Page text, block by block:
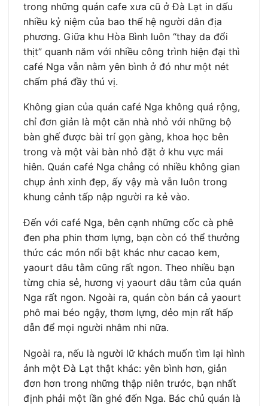
trong những quán cafe xưa cũ ở Đà Lạt in dấu
nhiều kỷ niệm của bao thế hệ người dân địa
phương. Giữa khu Hòa Bình luôn “thay da đổi
thịt” quanh năm với nhiều công trình hiện đại thì
café Nga vẫn nằm yên bình ở đó như một nét
chấm phá đầy thú vị.
Không gian của quán café Nga không quá rộng,
chỉ đơn giản là một căn nhà nhỏ với những bộ
bàn ghế được bài trí gọn gàng, khoa học bên
trong và một vài bàn nhỏ đặt ở khu vực mái
hiên. Quán café Nga chẳng có nhiều không gian
chụp ảnh xinh đẹp, ấy vậy mà vẫn luôn trong
khung cảnh tấp nập người ra kẻ vào.
Đến với café Nga, bên cạnh những cốc cà phê
đen pha phin thơm lựng, bạn còn có thể thưởng
thức các món nổi bật khác như cacao kem,
yaourt dâu tằm cũng rất ngon. Theo nhiều bạn
từng chia sẻ, hương vị yaourt dâu tằm của quán
Nga rất ngon. Ngoài ra, quán còn bán cả yaourt
phô mai béo ngậy, thơm lựng, dẻo mịn rất hấp
dẫn để mọi người nhâm nhi nữa.
Ngoài ra, nếu là người lữ khách muốn tìm lại hình
ảnh một Đà Lạt thật khác: yên bình hơn, giản
đơn hơn trong những thập niên trước, bạn nhất
định phải một lần ghé đến Nga. Bác chủ quán là